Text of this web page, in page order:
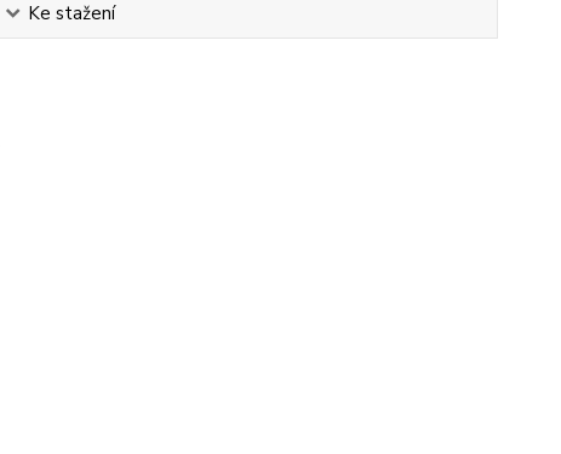
Ke stažení